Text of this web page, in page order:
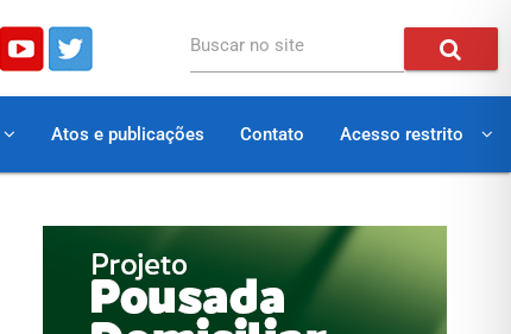
Buscar no site
Atos e publicações Contato Acesso restrito